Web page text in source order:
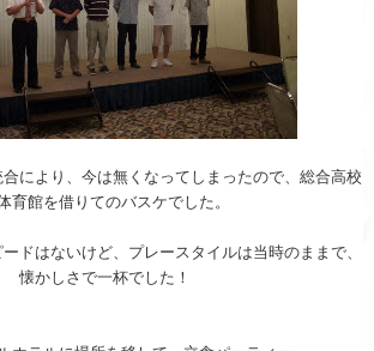
により、今は無くなってしまったので、総合高校
育館を借りてのバスケでした。
ドはないけど、プレースタイルは当時のままで、
懐かしさで一杯でした！